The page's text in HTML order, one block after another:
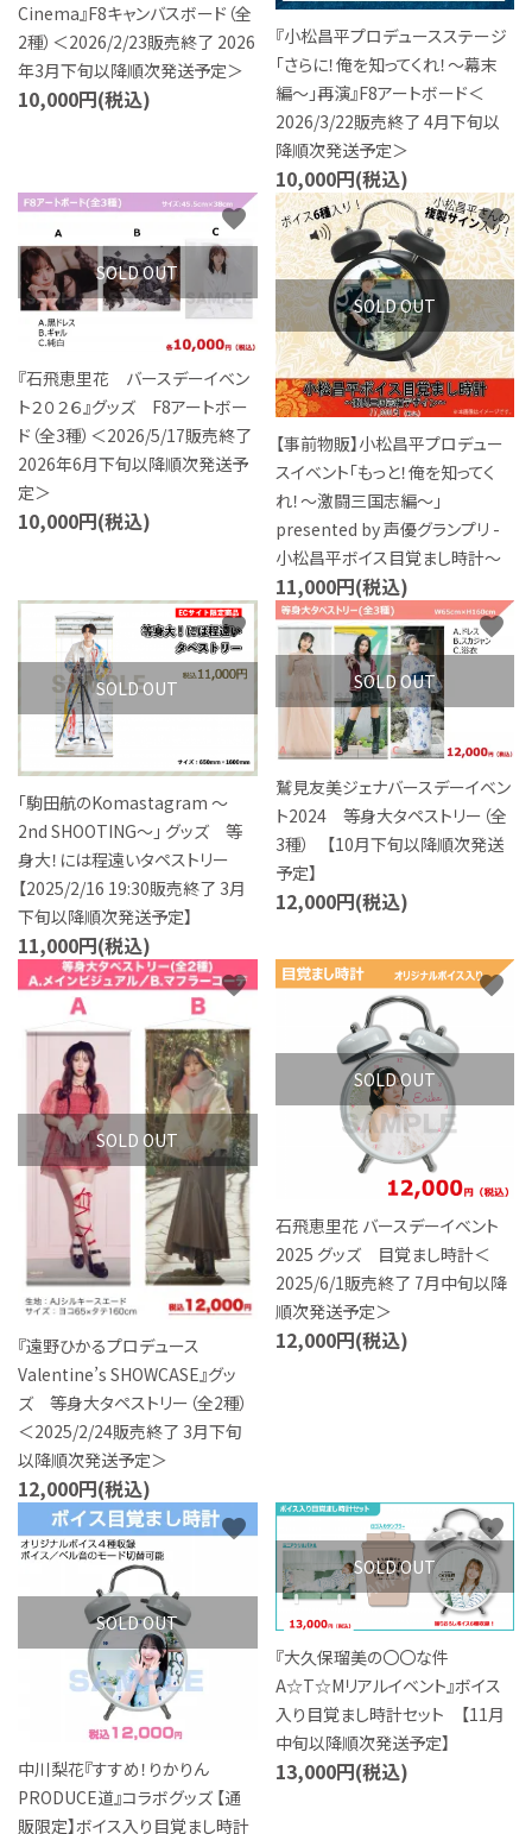
Cinema』F8キャンバスボード（全
2種）＜2026/2/23販売終了 2026
年3月下旬以降順次発送予定＞
10,000円(税込)
『小松昌平プロデュースステージ
「さらに！俺を知ってくれ！〜幕末
編〜」再演』F8アートボード＜
2026/3/22販売終了 4月下旬以
降順次発送予定＞
10,000円(税込)
SOLD OUT
『石飛恵里花 バースデーイベン
ト２０２６』グッズ F8アートボー
ド（全3種）＜2026/5/17販売終了
2026年6月下旬以降順次発送予
定＞
10,000円(税込)
favorite
SOLD OUT
【事前物販】小松昌平プロデュー
スイベント「もっと！俺を知ってく
れ！～激闘三国志編～」
presented by 声優グランプリ -
小松昌平ボイス目覚まし時計～
11,000円(税込)
favorite
SOLD OUT
「駒田航のKomastagram 〜
2nd SHOOTING〜」 グッズ 等
身大！には程遠いタペストリー
【2025/2/16 19:30販売終了 3月
下旬以降順次発送予定】
11,000円(税込)
favorite
SOLD OUT
鷲見友美ジェナバースデーイベン
ト2024 等身大タペストリー（全
3種） 【10月下旬以降順次発送
予定】
12,000円(税込)
favorite
SOLD OUT
『遠野ひかるプロデュース
Valentine’s SHOWCASE』グッ
ズ 等身大タペストリー（全2種）
＜2025/2/24販売終了 3月下旬
以降順次発送予定＞
12,000円(税込)
favorite
SOLD OUT
石飛恵里花 バースデーイベント
2025 グッズ 目覚まし時計＜
2025/6/1販売終了 7月中旬以降
順次発送予定＞
12,000円(税込)
favorite
SOLD OUT
中川梨花『すすめ！りかりん
PRODUCE道』コラボグッズ 【通
販限定】ボイス入り目覚まし時計
favorite
SOLD OUT
『大久保瑠美の〇〇な件
A☆T☆Mリアルイベント』ボイス
入り目覚まし時計セット 【11月
中旬以降順次発送予定】
13,000円(税込)
favorite